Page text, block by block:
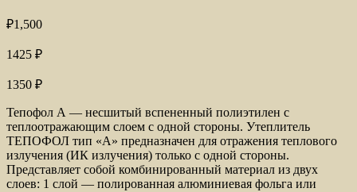
₽1,500
1425 ₽
1350 ₽
Тепофол А — несшитый вспененный полиэтилен с
теплоотражающим слоем с одной стороны. Утеплитель
ТЕПОФОЛ тип «А» предназначен для отражения теплового
излучения (ИК излучения) только с одной стороны.
Представляет собой комбинированный материал из двух
слоев: 1 слой — полированная алюминиевая фольга или